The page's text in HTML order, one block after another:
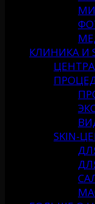
КЛИНИКА И
SKIN-